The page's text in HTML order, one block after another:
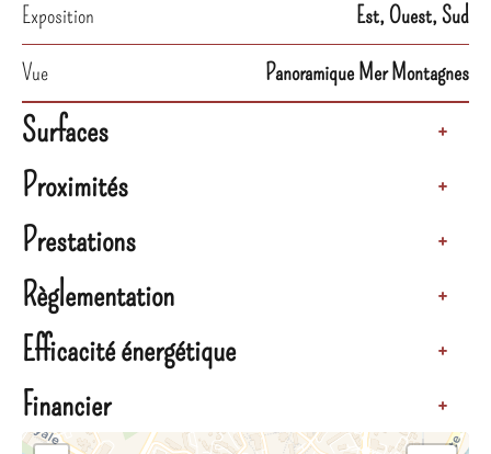
Exposition
Est, Ouest, Sud
Vue
Panoramique Mer Montagnes
Surfaces +
Proximités +
Prestations +
Règlementation +
Efficacité énergétique +
Financier +